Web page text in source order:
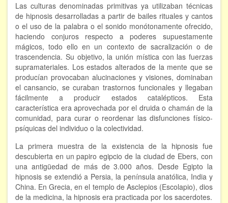
Aura y energías. Limpieza
Sincroinducción. Entrenamiento mental
Hipnosis clínica
Hipnosis proyectiva
Hipnosis regresiva
Bioenergía. Sanación energética
DESCARGAS
Las culturas denominadas primitivas ya utilizaban técnicas
de hipnosis desarrolladas a partir de bailes rituales y cantos
o el uso de la palabra o el sonido monótonamente ofrecido,
haciendo conjuros respecto a poderes supuestamente
mágicos, todo ello en un contexto de sacralización o de
trascendencia. Su objetivo, la unión mística con las fuerzas
supramateriales. Los estados alterados de la mente que se
producían provocaban alucinaciones y visiones, dominaban
el cansancio, se curaban trastornos funcionales y llegaban
fácilmente a producir estados catalépticos. Esta
característica era aprovechada por el druida o chamán de la
comunidad, para curar o reordenar las disfunciones físico-
psíquicas del individuo o la colectividad.
La primera muestra de la existencia de la hipnosis fue
descubierta en un papiro egipcio de la ciudad de Ebers, con
una antigüedad de más de 3.000 años. Desde Egipto la
hipnosis se extendió a Persia, la península anatólica, India y
China. En Grecia, en el templo de Asclepios (Escolapio), dios
de la medicina, la hipnosis era practicada por los sacerdotes.